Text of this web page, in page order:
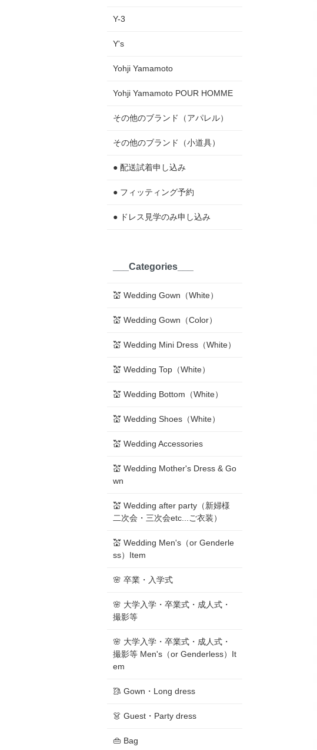
Y-3
Y's
Yohji Yamamoto
Yohji Yamamoto POUR HOMME
その他のブランド（アパレル）
その他のブランド（小道具）
● 配送試着申し込み
● フィッティング予約
● ドレス見学のみ申し込み
___Categories___
💒 Wedding Gown（White）
💒 Wedding Gown（Color）
💒 Wedding Mini Dress（White）
💒 Wedding Top（White）
💒 Wedding Bottom（White）
💒 Wedding Shoes（White）
💒 Wedding Accessories
💒 Wedding Mother's Dress & Go
wn
💒 Wedding after party（新婦様
二次会・三次会etc...ご衣装）
💒 Wedding Men's（or Genderle
ss）Item
🌸 卒業・入学式
🌸 大学入学・卒業式・成人式・
撮影等
🌸 大学入学・卒業式・成人式・
撮影等 Men's（or Genderless）It
em
🥻 Gown・Long dress
👗 Guest・Party dress
👜 Bag